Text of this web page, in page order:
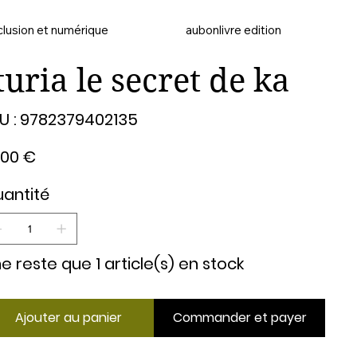
et numérique aubonlivre edition
le secret de ka
: 9782379402135
9782379402135
€
reste que 1 article(s) en stock
Ajouter au panier Commander et payer